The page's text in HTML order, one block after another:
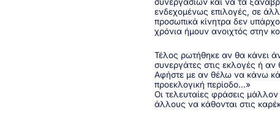
ενδεχομένως επιλογές, σε
προσωπικά κίνητρα δεν
χρόνια ήμουν ανοιχτός στην
Τέλος ρωτήθηκε αν θα κάνει
συνεργάτες στις εκλογές ή
Αφήστε με αν θέλω να κάνω
προεκλογική περίοδο…»
Οι τελευταίες φράσεις
άλλους να κάθονται στις